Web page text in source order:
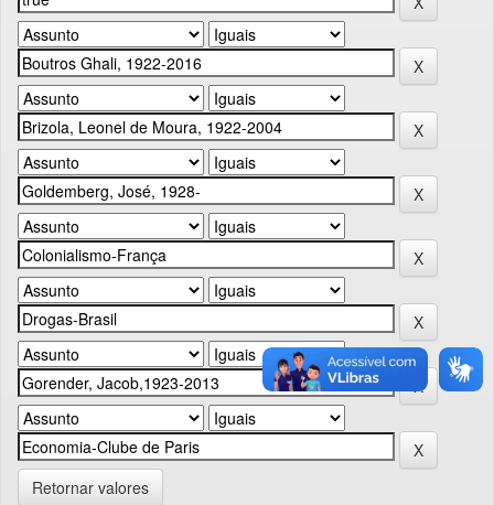
Retornar valores